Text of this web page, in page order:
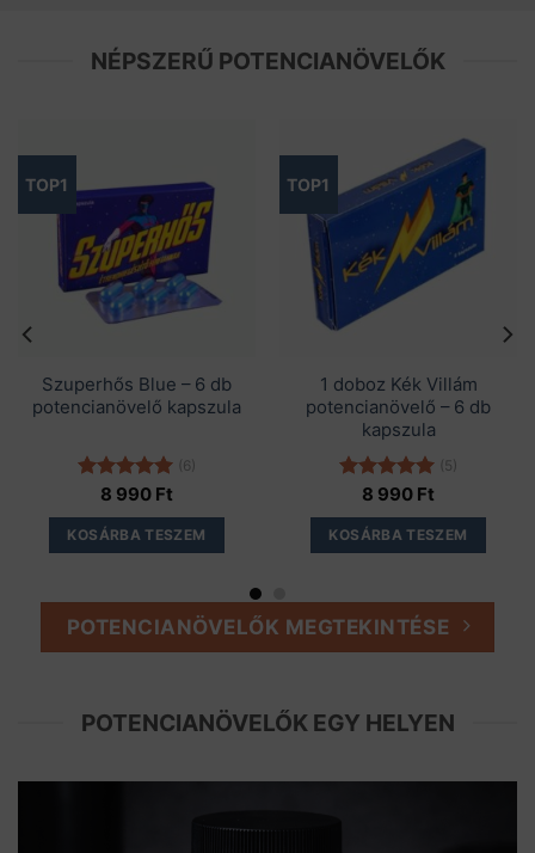
NÉPSZERŰ POTENCIANÖVELŐK
TOP1
Szuperhős Blue – 6 db
potencianövelő kapszula
Értékelés:
(6)
8 990 Ft
KOSÁRBA TESZEM
TOP1
1 doboz Kék Villám
potencianövelő – 6 db
kapszula
Értékelés:
(5)
8 990 Ft
KOSÁRBA TESZEM
POTENCIANÖVELŐK MEGTEKINTÉSE
POTENCIANÖVELŐK EGY HELYEN